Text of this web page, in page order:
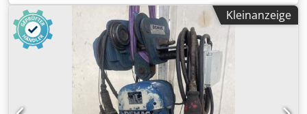
16589596-0010 Baujahr 2014 Tragkraft 3200 kg
Schwenkbereich 180° Ausladung Auslegerspitze bis Wand
ca. 6640 mm kleinste Ausladung (Kranhaken bis Wand) ca.
1450 mm größte Ausladung (Kranhaken bis Wand) ca. 6250
mm Verfahrweg der Katze ca. 4800 mm Hakenabstand von
der Auslegerspitze ca. 400 mm Abstand Oberkante
Schwenkmotor bis Kranhaken ca. 1500 mm Auslegerlänge
ohne Wandhalter (Schwenklager) 6530 mm Bauhöhe mit
Kleinanzeige